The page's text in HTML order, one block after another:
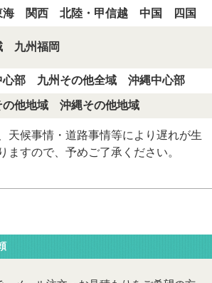
海 関西 北陸・甲信越 中国 四国
九州福岡
心部 九州その他全域 沖縄中心部
の他地域 沖縄その他地域
天候事情・道路事情等により遅れが生
ますので、予めご了承ください。